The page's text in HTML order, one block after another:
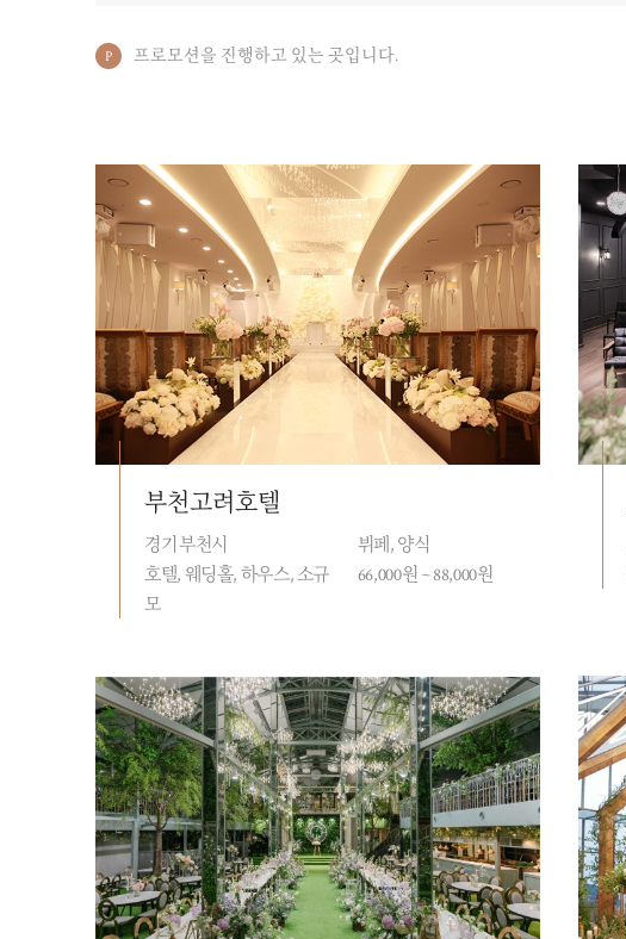
프로모션을 진행하고 있는 곳입니다.
부천고려호텔
경기 부천시
호텔, 웨딩홀, 하우스, 소규
모
뷔페, 양식
66,000원 ~ 88,000원